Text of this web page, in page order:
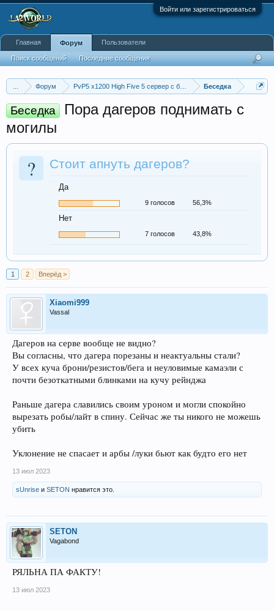
Войти или зарегистрироваться
Форум PvP5 x1200 High Five 5 сервер с баферомБеседка
Беседка
Пора дагеров поднимать с
могилы
? Стоит апнуть дагеров?
Да
9 голосов 56,3%
Нет
7 голосов 43,8%
1 2 Вперёд >
Xiaomi999
Vassal
Дагеров на серве вообще не видно?
Вы согласны, что дагера порезаны и неактуальны стали?
У всех куча брони/резистов/бега и неуловимые камаэли с
почти безоткатными блинками на кучу рейнджа
Раньше дагера славились своим уроном и могли спокойно
вырезать робы/лайт в спину. Сейчас же ты никого не можешь
убить
Уклонение не спасает и арбы /луки бьют как будто его нет
13 июл 2023
sUnrise и SETON нравится это.
SETON
Vagabond
РЯЛЬНА ПА ФАКТУ!
13 июл 2023
Главная Форум
Поиск сообщений Последние сообщения
Пользователи